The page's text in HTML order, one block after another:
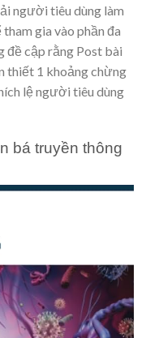
người tiêu dùng làm
gia vào phần đa
đề cập rằng Post bài
thiết 1 khoảng chừng
lệ người tiêu dùng
bá truyền thông